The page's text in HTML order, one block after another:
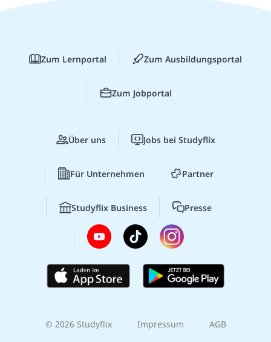
Zum Lernportal Zum Ausbildungsportal
Zum Jobportal
Über uns Jobs bei Studyflix
Für Unternehmen Partner
Studyflix Business Presse
© 2026 Studyflix Impressum AGB